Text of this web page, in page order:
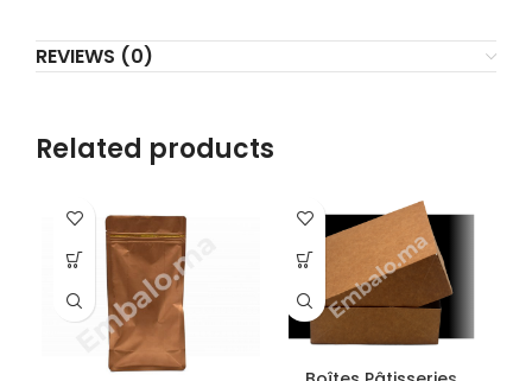
REVIEWS (0)
Related products